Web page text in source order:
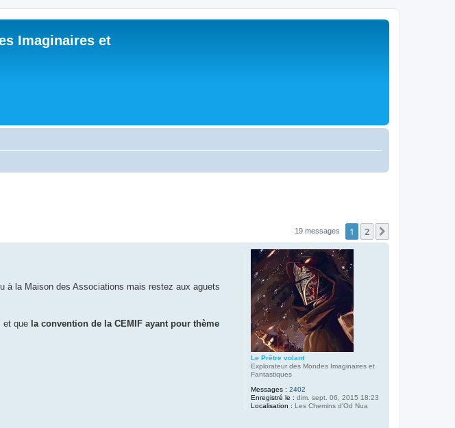
Imaginaires et
19 messages 1 2
Le Prêtre volant
Explorateur des Mondes Imaginaires et
Fantastiques
Messages : 2402
Enregistré le : dim. sept. 06, 2015 18:23
Localisation : Les Chemins d'Od Nua
à la Maison des Associations mais restez aux aguets
, et que la convention de la CEMIF ayant pour thème